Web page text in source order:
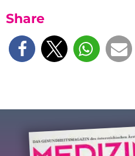
Share